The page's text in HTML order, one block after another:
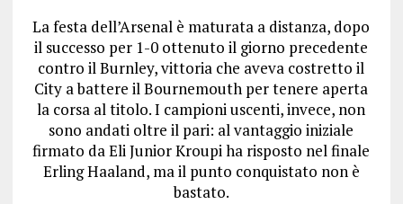
La festa dell’Arsenal è maturata a distanza, dopo
il successo per 1-0 ottenuto il giorno precedente
contro il Burnley, vittoria che aveva costretto il
City a battere il Bournemouth per tenere aperta
la corsa al titolo. I campioni uscenti, invece, non
sono andati oltre il pari: al vantaggio iniziale
firmato da Eli Junior Kroupi ha risposto nel finale
Erling Haaland, ma il punto conquistato non è
bastato.